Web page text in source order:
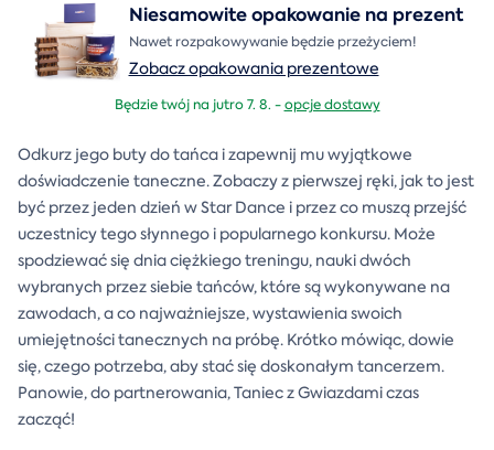
Niesamowite opakowanie na prezent
Nawet rozpakowywanie będzie przeżyciem!
Zobacz opakowania prezentowe
Będzie twój na jutro 7. 8. -opcje dostawy
Odkurz jego buty do tańca i zapewnij mu wyjątkowe
doświadczenie taneczne. Zobaczy z pierwszej ręki, jak to jest
być przez jeden dzień w Star Dance i przez co muszą przejść
uczestnicy tego słynnego i popularnego konkursu. Może
spodziewać się dnia ciężkiego treningu, nauki dwóch
wybranych przez siebie tańców, które są wykonywane na
zawodach, a co najważniejsze, wystawienia swoich
umiejętności tanecznych na próbę. Krótko mówiąc, dowie
się, czego potrzeba, aby stać się doskonałym tancerzem.
Panowie, do partnerowania, Taniec z Gwiazdami czas
zacząć!